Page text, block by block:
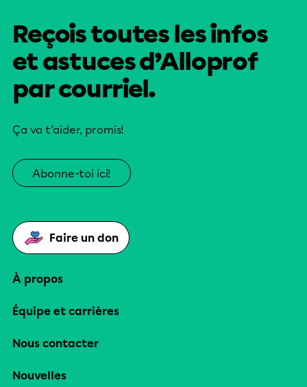
Reçois toutes les infos
et astuces d’Alloprof
par courriel.
Ça va t’aider, promis!
Abonne-toi ici!
Faire un don
À propos
Équipe et carrières
Nous contacter
Nouvelles